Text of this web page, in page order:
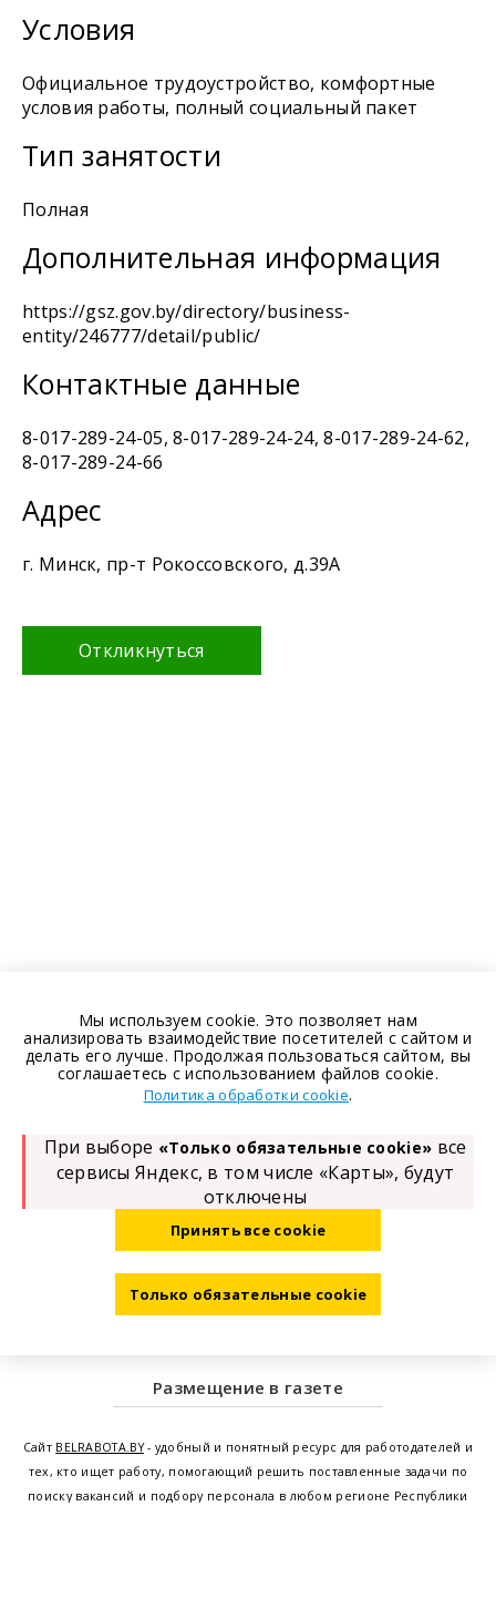
Условия
Официальное трудоустройство, комфортные
условия работы, полный социальный пакет
Тип занятости
Полная
Дополнительная информация
https://gsz.gov.by/directory/business-
entity/246777/detail/public/
Контактные данные
8-017-289-24-05, 8-017-289-24-24, 8-017-289-24-62,
8-017-289-24-66
Адрес
г. Минск, пр-т Рокоссовского, д.39А
Откликнуться
Размещение в газете
Сайт BELRABOTA.BY- удобный и понятный ресурс для работодателей и
тех, кто ищет работу, помогающий решить поставленные задачи по
поиску вакансий и подбору персонала в любом регионе Республики
Мы используем cookie. Это позволяет нам
анализировать взаимодействие посетителей с сайтом и
делать его лучше. Продолжая пользоваться сайтом, вы
соглашаетесь с использованием файлов cookie.
Политика обработки cookie.
При выборе «Только обязательные cookie» все
сервисы Яндекс, в том числе «Карты», будут
отключены
Принять все cookie
Только обязательные cookie